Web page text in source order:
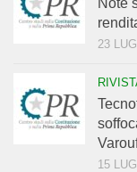
23
15